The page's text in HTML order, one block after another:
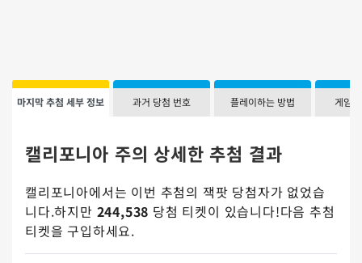
마지막 추첨 세부 정보 과거 당첨 번호 플레이하는 방법 게임
캘리포니아 주의 상세한 추첨 결과
캘리포니아에서는 이번 추첨의 잭팟 당첨자가 없었습
니다.하지만 244,538 당첨 티켓이 있습니다!다음 추첨
티켓을 구입하세요.